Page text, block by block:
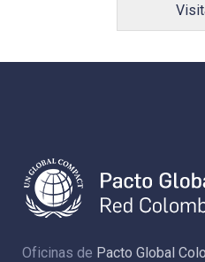
Oficinas de Pacto Global